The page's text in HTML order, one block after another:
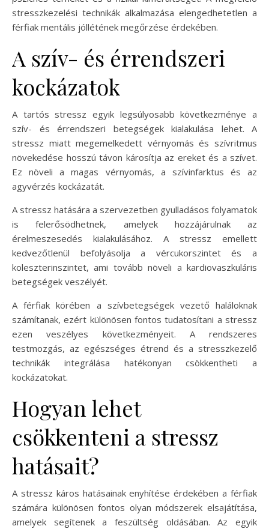
stresszkezelési technikák alkalmazása elengedhetetlen a
férfiak mentális jóllétének megőrzése érdekében.
A szív- és érrendszeri
kockázatok
A tartós stressz egyik legsúlyosabb következménye a
szív- és érrendszeri betegségek kialakulása lehet. A
stressz miatt megemelkedett vérnyomás és szívritmus
növekedése hosszú távon károsítja az ereket és a szívet.
Ez növeli a magas vérnyomás, a szívinfarktus és az
agyvérzés kockázatát.
A stressz hatására a szervezetben gyulladásos folyamatok
is felerősödhetnek, amelyek hozzájárulnak az
érelmeszesedés kialakulásához. A stressz emellett
kedvezőtlenül befolyásolja a vércukorszintet és a
koleszterinszintet, ami tovább növeli a kardiovaszkuláris
betegségek veszélyét.
A férfiak körében a szívbetegségek vezető haláloknak
számítanak, ezért különösen fontos tudatosítani a stressz
ezen veszélyes következményeit. A rendszeres
testmozgás, az egészséges étrend és a stresszkezelő
technikák integrálása hatékonyan csökkentheti a
kockázatokat.
Hogyan lehet
csökkenteni a stressz
hatásait?
A stressz káros hatásainak enyhítése érdekében a férfiak
számára különösen fontos olyan módszerek elsajátítása,
amelyek segítenek a feszültség oldásában. Az egyik